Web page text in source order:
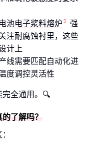
池电子浆料熔炉
强
注耐腐蚀衬里，这些
计上
线需要匹配自动化进
度调控灵活性
全通用。🔍
了解吗？